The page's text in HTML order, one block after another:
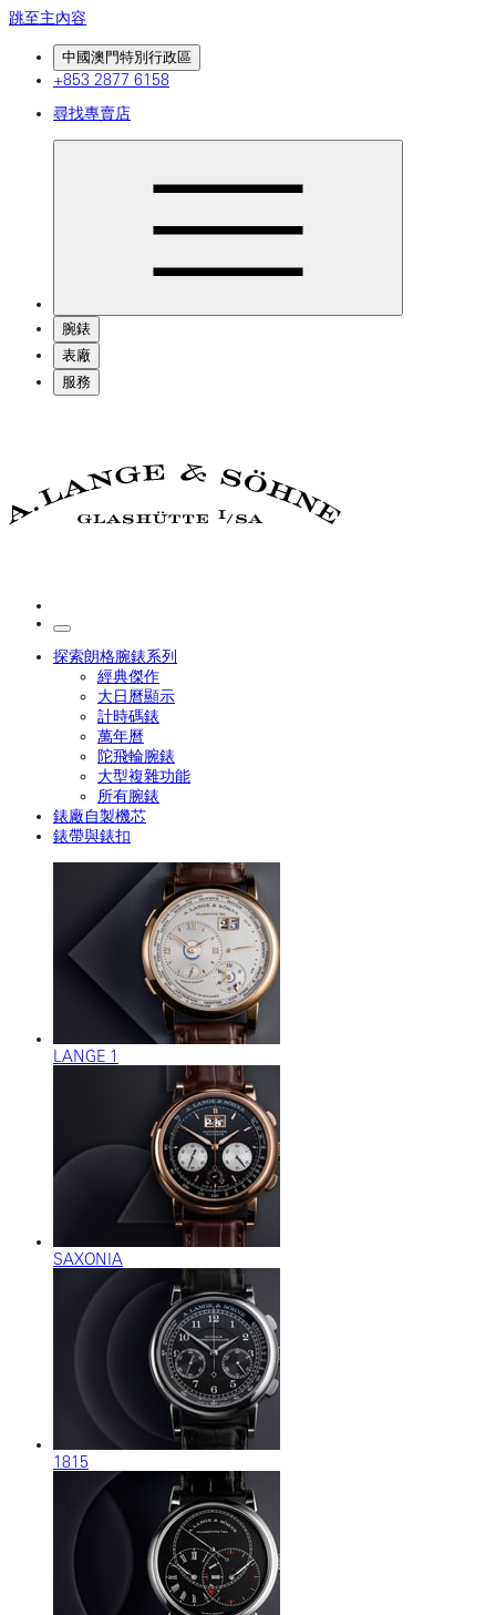
跳至主內容
中國澳門特別行政區
+853 2877 6158
尋找專賣店
腕錶
表廠
服務
探索朗格腕錶系列
經典傑作
大日曆顯示
計時碼錶
萬年曆
陀飛輪腕錶
大型複雜功能
所有腕錶
錶廠自製機芯
錶帶與錶扣
LANGE 1
SAXONIA
1815